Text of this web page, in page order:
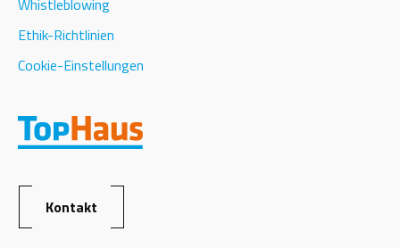
Ethik-Richtlinien
Cookie-Einstellungen
Kontakt